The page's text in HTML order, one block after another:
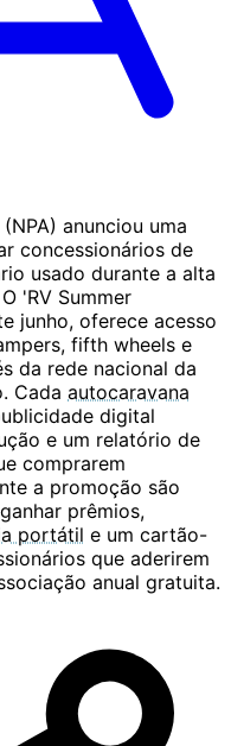
anunciou uma
concessionários de
usado durante a alta
'RV Summer
junho, oferece acesso
fifth wheels e
da rede nacional da
Cada autocaravana
digital
e um relatório de
comprarem
a promoção são
prêmios,
portátil e um cartão-
que aderirem
anual gratuita.